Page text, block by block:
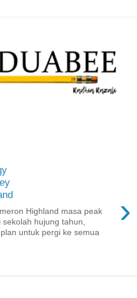
›
Highland masa peak
hujung tahun,
untuk pergi ke semua